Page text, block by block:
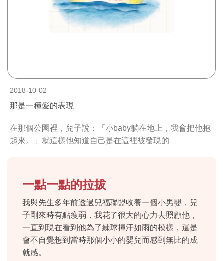
2018-10-02
那是一種愛的表現
在那個公園裡，兒子說：「小baby躺在地上，我會把他抱
起來。」就這樣他知道自己是在這裡被發現的
一點一點的拉拔
我與先生多年前透過兒福聯盟收養一個小男嬰，兒
子剛來時有點瘦弱，我花了很大的心力去照顧他，
一直到現在看到他為了練球揮汗如雨的模樣，還是
會不自覺想到當時那個小小的嬰兒而感到無比的成
就感。